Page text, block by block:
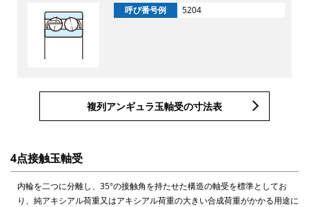
呼び番号例
5204
複列アンギュラ玉軸受の寸法表
4点接触玉軸受
内輪を二つに分離し、35°の接触角を持たせた構造の軸受を標準としてお
り、純アキシアル荷重又はアキシアル荷重の大きい合成荷重がかかる用途に